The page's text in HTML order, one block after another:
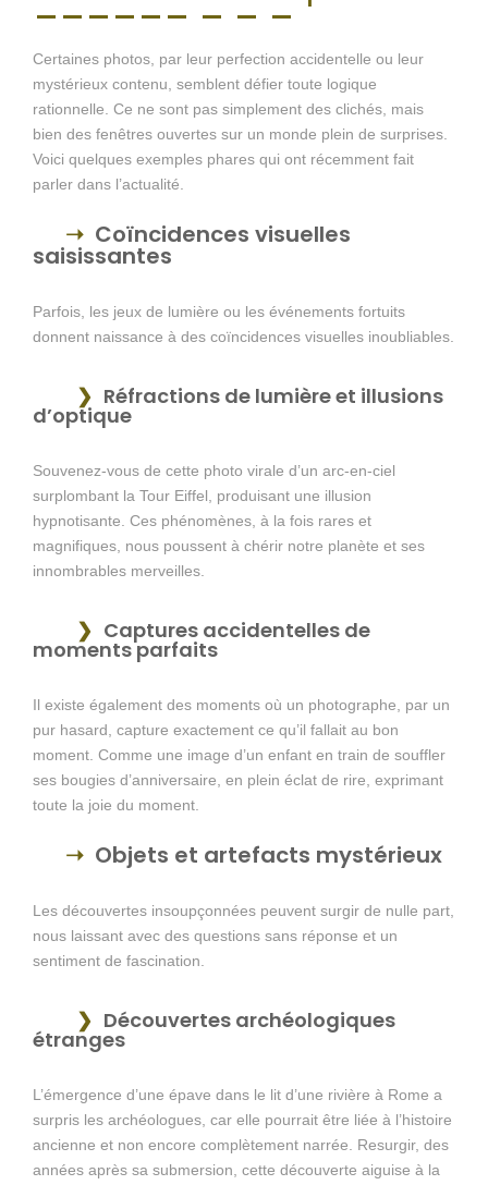
Certaines photos, par leur perfection accidentelle ou leur
mystérieux contenu, semblent défier toute logique
rationnelle. Ce ne sont pas simplement des clichés, mais
bien des fenêtres ouvertes sur un monde plein de surprises.
Voici quelques exemples phares qui ont récemment fait
parler dans l’actualité.
Coïncidences visuelles
saisissantes
Parfois, les jeux de lumière ou les événements fortuits
donnent naissance à des coïncidences visuelles inoubliables.
Réfractions de lumière et illusions
d’optique
Souvenez-vous de cette photo virale d’un arc-en-ciel
surplombant la Tour Eiffel, produisant une illusion
hypnotisante. Ces phénomènes, à la fois rares et
magnifiques, nous poussent à chérir notre planète et ses
innombrables merveilles.
Captures accidentelles de
moments parfaits
Il existe également des moments où un photographe, par un
pur hasard, capture exactement ce qu’il fallait au bon
moment. Comme une image d’un enfant en train de souffler
ses bougies d’anniversaire, en plein éclat de rire, exprimant
toute la joie du moment.
Objets et artefacts mystérieux
Les découvertes insoupçonnées peuvent surgir de nulle part,
nous laissant avec des questions sans réponse et un
sentiment de fascination.
Découvertes archéologiques
étranges
L’émergence d’une épave dans le lit d’une rivière à Rome a
surpris les archéologues, car elle pourrait être liée à l’histoire
ancienne et non encore complètement narrée. Resurgir, des
années après sa submersion, cette découverte aiguise à la